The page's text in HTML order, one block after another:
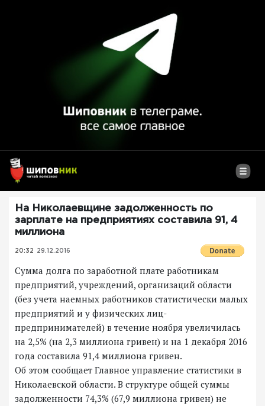
На Николаевщине задолженность по
зарплате на предприятиях составила 91, 4
миллиона
20:32 29.12.2016
Сумма долга по заработной плате работникам
предприятий, учреждений, организаций области
(без учета наемных работников статистически малых
предприятий и у физических лиц-
предпринимателей) в течение ноября увеличилась
на 2,5% (на 2,3 миллиона гривен) и на 1 декабря 2016
года составила 91,4 миллиона гривен.
Об этом сообщает Главное управление статистики в
Николаевской области. В структуре общей суммы
задолженности 74,3% (67,9 миллиона гривен) не